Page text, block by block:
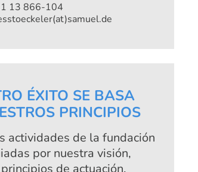
13 866-104
ÉXITO SE BASA
PRINCIPIOS
actividades de la fundación
por nuestra visión,
de actuación.